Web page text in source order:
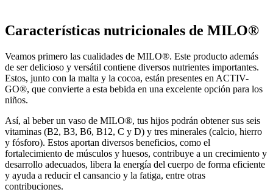
Características nutricionales de MILO®
Veamos primero las cualidades de MILO®. Este producto además
de ser delicioso y versátil contiene diversos nutrientes importantes.
Estos, junto con la malta y la cocoa, están presentes en ACTIV-
GO®, que convierte a esta bebida en una excelente opción para los
niños.
Así, al beber un vaso de MILO®, tus hijos podrán obtener sus seis
vitaminas (B2, B3, B6, B12, C y D) y tres minerales (calcio, hierro
y fósforo). Estos aportan diversos beneficios, como el
fortalecimiento de músculos y huesos, contribuye a un crecimiento y
desarrollo adecuados, libera la energía del cuerpo de forma eficiente
y ayuda a reducir el cansancio y la fatiga, entre otras
contribuciones.